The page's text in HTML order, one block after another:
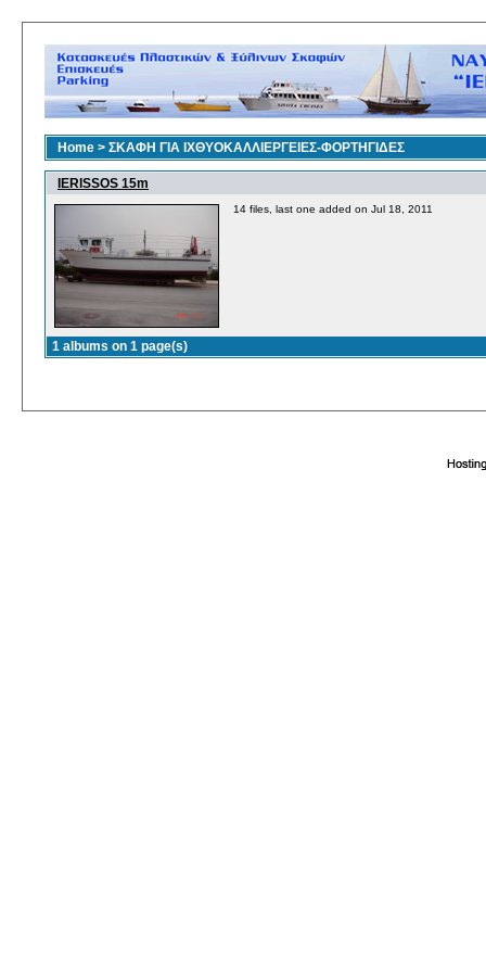
Home > ΣΚΑΦΗ ΓΙΑ ΙΧΘΥΟΚΑΛΛΙΕΡΓΕΙΕΣ-ΦΟΡΤΗΓΙΔΕΣ
IERISSOS 15m
14 files, last one added on Jul 18, 2011
1 albums on 1 page(s)